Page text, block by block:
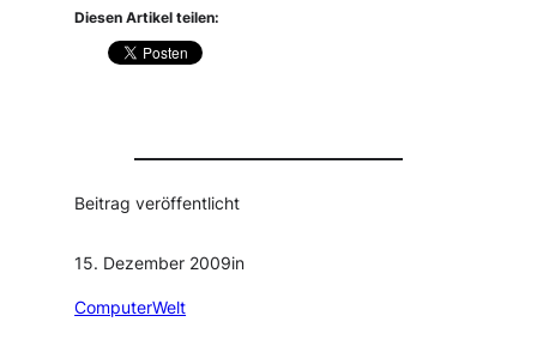
Diesen Artikel teilen:
Beitrag veröffentlicht
15. Dezember 2009in
ComputerWelt